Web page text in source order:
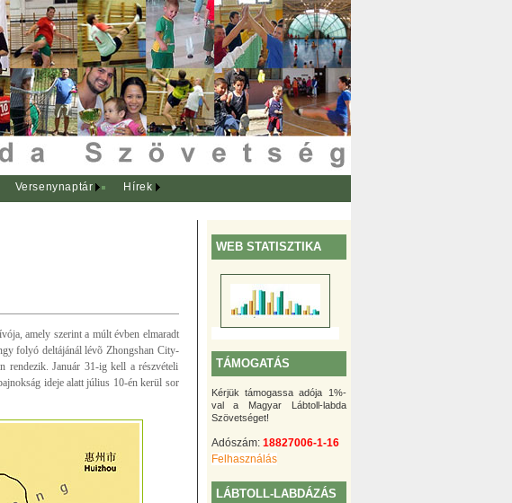
Versenynaptár
Hírek
WEB STATISZTIKA
TÁMOGATÁS
Kérjük támogassa adója 1%-
val a Magyar Lábtoll-labda
Szövetséget!
Adószám: 18827006-1-16
Felhasználás
LÁBTOLL-LABDÁZÁS
amely szerint a múlt évben elmaradt
folyó deltájánál lévõ Zhongshan City-
rendezik. Január 31-ig kell a részvételi
ideje alatt július 10-én kerül sor